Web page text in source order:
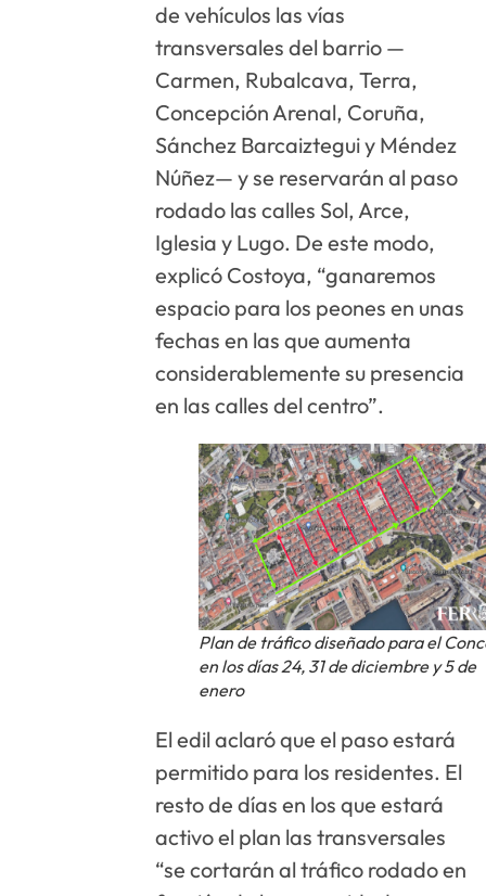
de vehículos las vías
transversales del barrio —
Carmen, Rubalcava, Terra,
Concepción Arenal, Coruña,
Sánchez Barcaiztegui y Méndez
Núñez— y se reservarán al paso
rodado las calles Sol, Arce,
Iglesia y Lugo. De este modo,
explicó Costoya, “ganaremos
espacio para los peones en unas
fechas en las que aumenta
considerablemente su presencia
en las calles del centro”.
Plan de tráfico diseñado para el
en los días 24, 31 de diciembre y 5 de
enero
El edil aclaró que el paso estará
permitido para los residentes. El
resto de días en los que estará
activo el plan las transversales
“se cortarán al tráfico rodado en